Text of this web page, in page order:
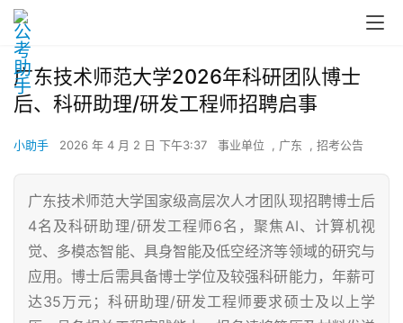
广东技术师范大学2026年科研团队博士
后、科研助理/研发工程师招聘启事
小助手 2026 年 4 月 2 日 下午3:37 事业单位 , 广东 , 招考公告
广东技术师范大学国家级高层次人才团队现招聘博士后
4名及科研助理/研发工程师6名，聚焦AI、计算机视
觉、多模态智能、具身智能及低空经济等领域的研究与
应用。博士后需具备博士学位及较强科研能力，年薪可
达35万元；科研助理/研发工程师要求硕士及以上学